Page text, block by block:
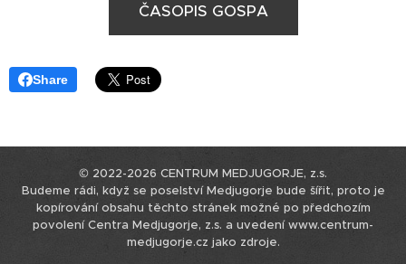
ČASOPIS GOSPA
Share
© 2022-2026 CENTRUM MEDJUGORJE, z.s.
Budeme rádi, když se poselství Medjugorje bude šířit, proto je
kopírování obsahu těchto stránek možné po předchozím
povolení Centra Medjugorje, z.s. a uvedení www.centrum-
medjugorje.cz jako zdroje.